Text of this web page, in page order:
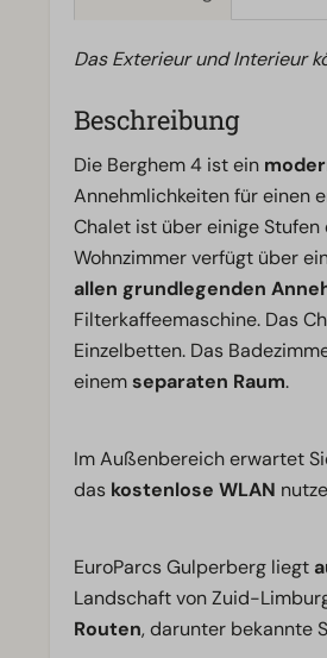
Das Exterieur und Interieur
Beschreibung
Die Berghem 4 ist ein
Annehmlichkeiten für einen
Chalet ist über einige
Wohnzimmer verfügt über
allen grundlegenden
Filterkaffeemaschine. Das
Einzelbetten. Das
einemseparaten Raum.
Im Außenbereich erwartet
das kostenlose WLAN
EuroParcs Gulperberg liegt
Landschaft von Zuid-
Routen, darunter bekannte